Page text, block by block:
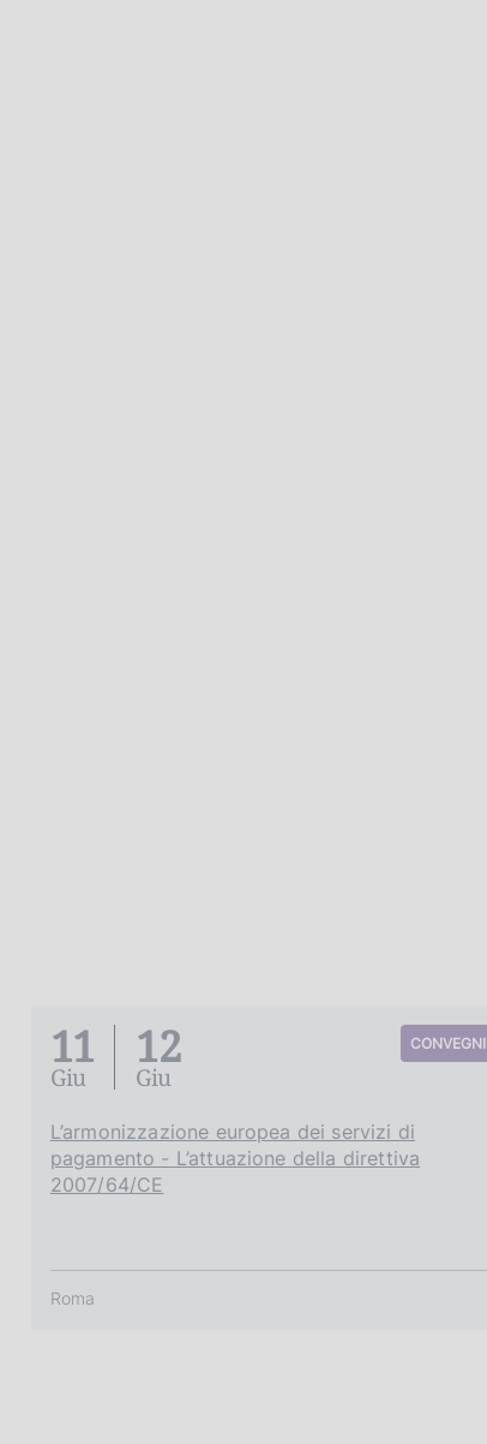
11
Giu
12
Giu
CONVEGNI
L’armonizzazione europea dei servizi di
pagamento - L’attuazione della direttiva
2007/64/CE
Roma